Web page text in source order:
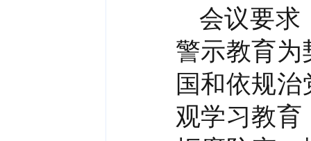
会议要求
警示教育
国和依规
观学习教